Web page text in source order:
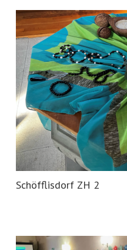
Schöfflisdorf ZH 2